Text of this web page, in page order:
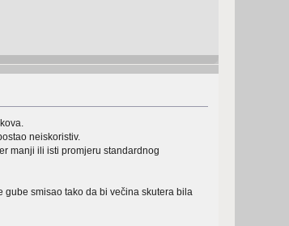
neiskoristiv.
manji ili isti promjeru standardnog
gube smisao tako da bi večina skutera bila